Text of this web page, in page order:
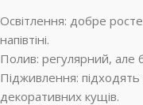
Освітлення: добре
напівтіні.
Полив: регулярний, але
Підживлення:
декоративних кущів.